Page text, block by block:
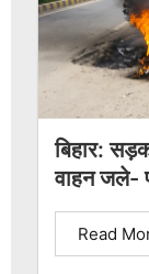
बिहार:
वाहन जले-
Read